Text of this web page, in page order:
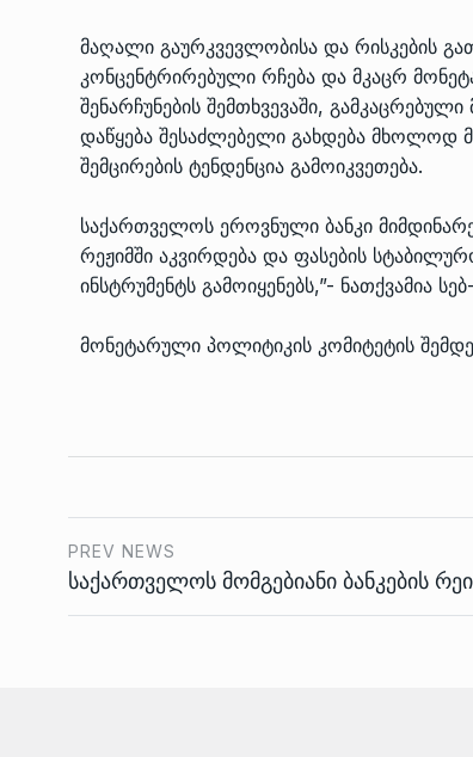
მაღალი გაურკვევლობისა და რისკების
კონცენტრირებული რჩება და მკაცრ
შენარჩუნების შემთხვევაში,
დაწყება შესაძლებელი გახდება მხოლოდ
შემცირების ტენდენცია გამოიკვეთება.
საქართველოს ეროვნული ბანკი
რეჟიმში აკვირდება და ფასების
ინსტრუმენტს გამოიყენებს,”- ნათქვამია
მონეტარული პოლიტიკის კომიტეტის
PREV NEWS
საქართველოს მომგებიანი ბანკების